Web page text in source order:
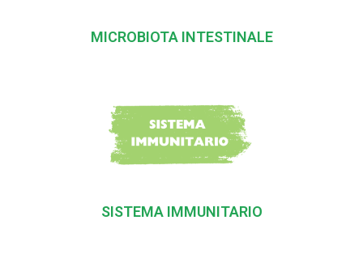
MICROBIOTA INTESTINALE
SISTEMA IMMUNITARIO